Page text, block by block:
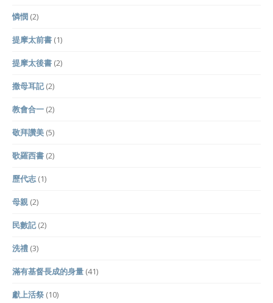
憐憫 (2)
提摩太前書 (1)
提摩太後書 (2)
撒母耳記(2)
教會合一 (2)
敬拜讚美 (5)
歌羅西書 (2)
歷代志 (1)
母親 (2)
民數記(2)
洗禮 (3)
滿有基督長成的身量 (41)
獻上活祭 (10)